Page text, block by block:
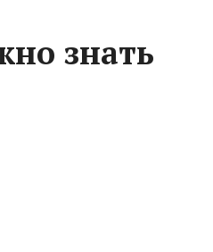
знать